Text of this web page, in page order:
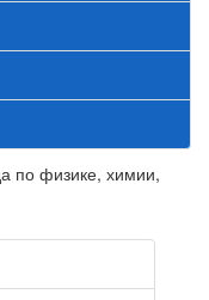
по физике, химии,